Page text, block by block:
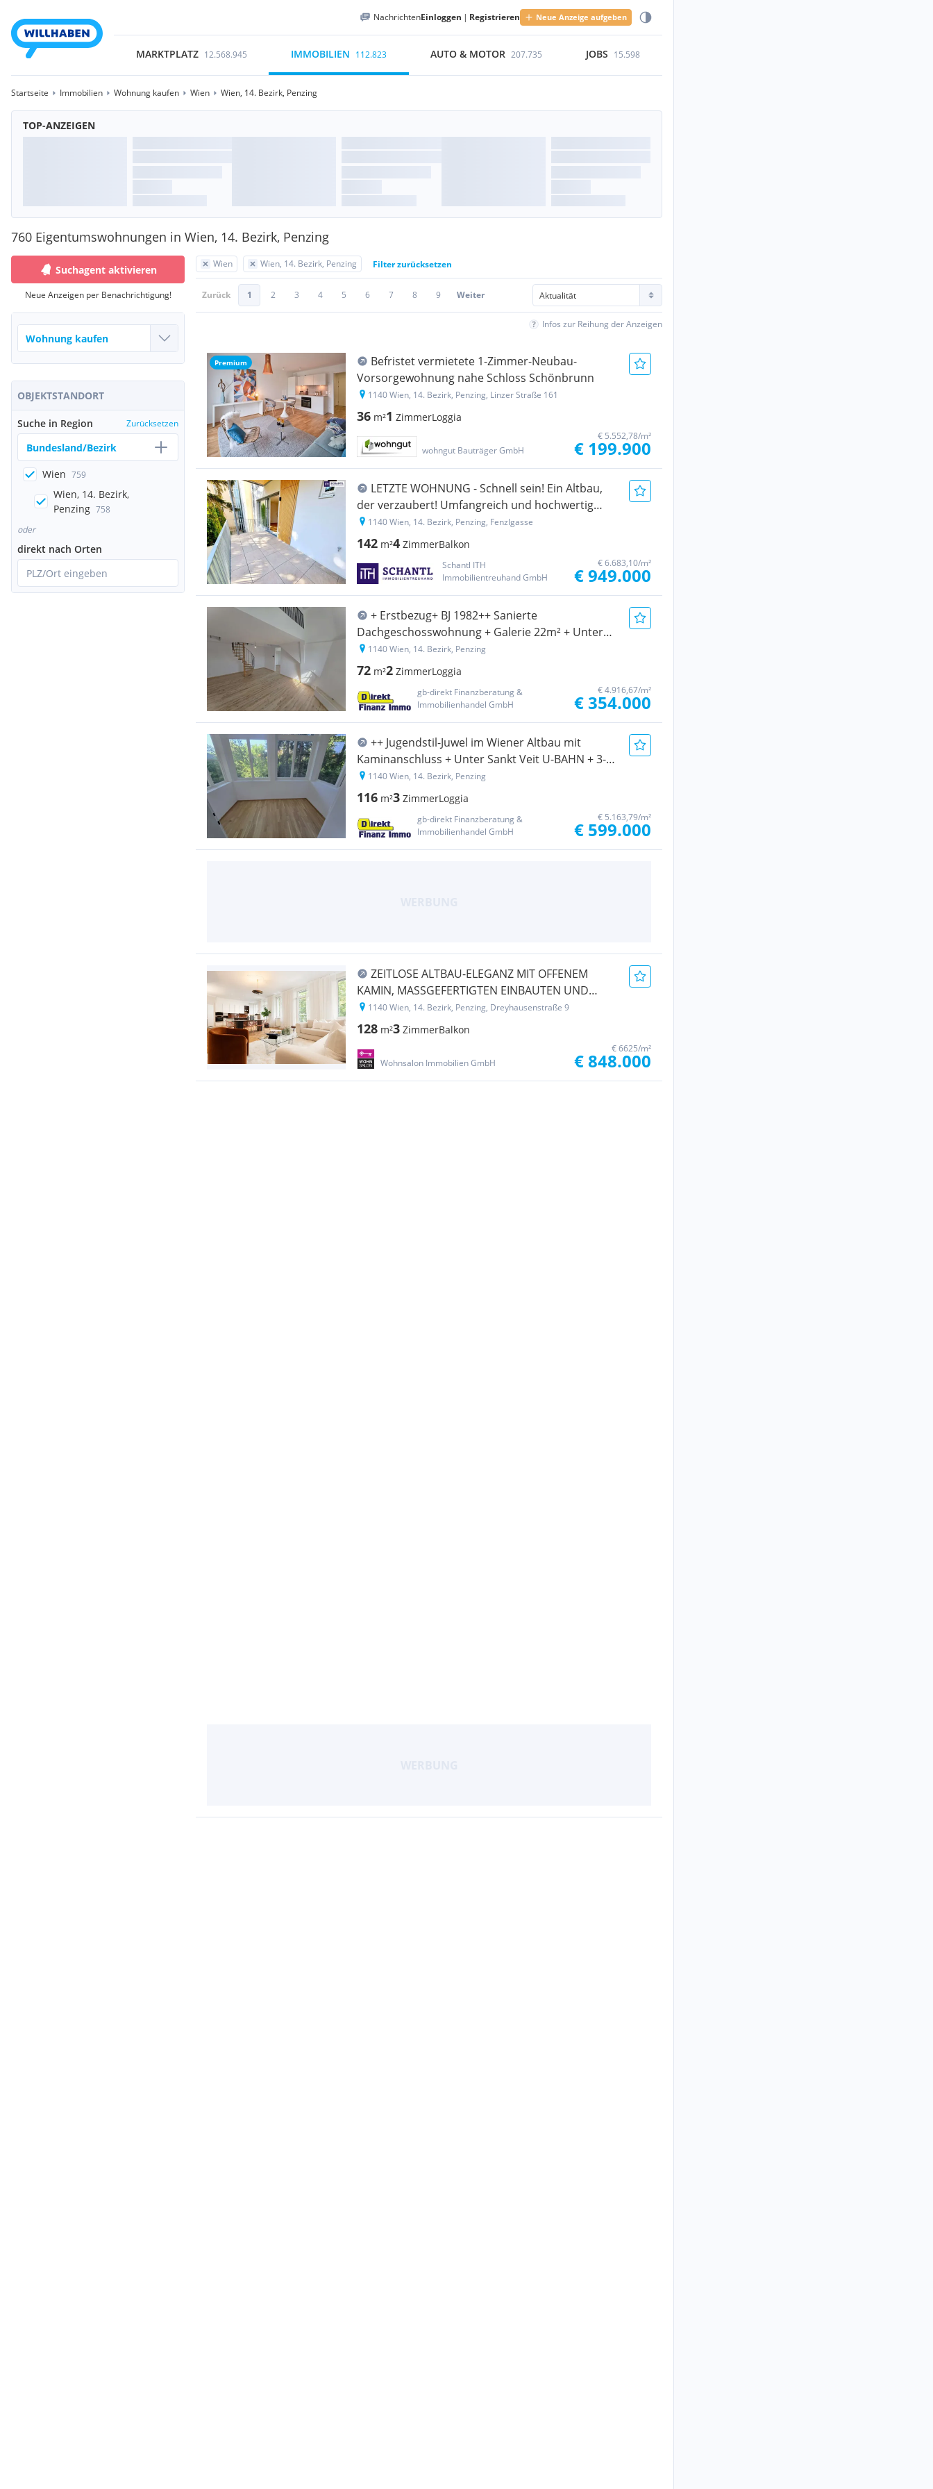
NachrichtenEinloggen | Registrieren Neue Anzeige aufgeben
MARKTPLATZ 12.568.945 IMMOBILIEN 112.823 AUTO & MOTOR 207.735 JOBS 15.598
Startseite Immobilien Wohnung kaufen Wien Wien, 14. Bezirk, Penzing
TOP-ANZEIGEN
760 Eigentumswohnungen in Wien, 14. Bezirk, Penzing
Suchagent aktivieren
Neue Anzeigen per Benachrichtigung!
OBJEKTSTANDORT
Suche in Region Zurücksetzen
Bundesland/Bezirk
Wien 759
Wien, 14. Bezirk,
Penzing 758
oder
direkt nach Orten
PLZ/Ort eingeben
Wien Wien, 14. Bezirk, Penzing Filter zurücksetzen
Zurück 1 2 3 4 5 6 7 8 9 Weiter
Infos zur Reihung der Anzeigen
Premium
Befristet vermietete 1-Zimmer-Neubau-
Vorsorgewohnung nahe Schloss Schönbrunn
1140 Wien, 14. Bezirk, Penzing, Linzer Straße 161
36 m²1 ZimmerLoggia
wohngut Bauträger GmbH
€ 5.552,78/m²
€ 199.900
LETZTE WOHNUNG - Schnell sein! Ein Altbau,
der verzaubert! Umfangreich und hochwertig
sanierte Wohnschönheit mit großem Balkon und
effizienter Erdwärme! Viel Privatsphäre + Viel
1140 Wien, 14. Bezirk, Penzing, Fenzlgasse
142 m²4 ZimmerBalkon
Schantl ITH
Immobilientreuhand GmbH
€ 6.683,10/m²
€ 949.000
+ Erstbezug+ BJ 1982++ Sanierte
Dachgeschosswohnung + Galerie 22m² + Unter
Sankt Veit U-BAHN +
1140 Wien, 14. Bezirk, Penzing
72 m²2 ZimmerLoggia
gb-direkt Finanzberatung &
Immobilienhandel GmbH
€ 4.916,67/m²
€ 354.000
++ Jugendstil-Juwel im Wiener Altbau mit
Kaminanschluss + Unter Sankt Veit U-BAHN + 3-
Zimmer + VERANDA 5,33m² ++
1140 Wien, 14. Bezirk, Penzing
116 m²3 ZimmerLoggia
gb-direkt Finanzberatung &
Immobilienhandel GmbH
€ 5.163,79/m²
€ 599.000
ZEITLOSE ALTBAU-ELEGANZ MIT OFFENEM
KAMIN, MASSGEFERTIGTEN EINBAUTEN UND
BALKON INS GRÜNE
1140 Wien, 14. Bezirk, Penzing, Dreyhausenstraße 9
128 m²3 ZimmerBalkon
Wohnsalon Immobilien GmbH
€ 6625/m²
€ 848.000